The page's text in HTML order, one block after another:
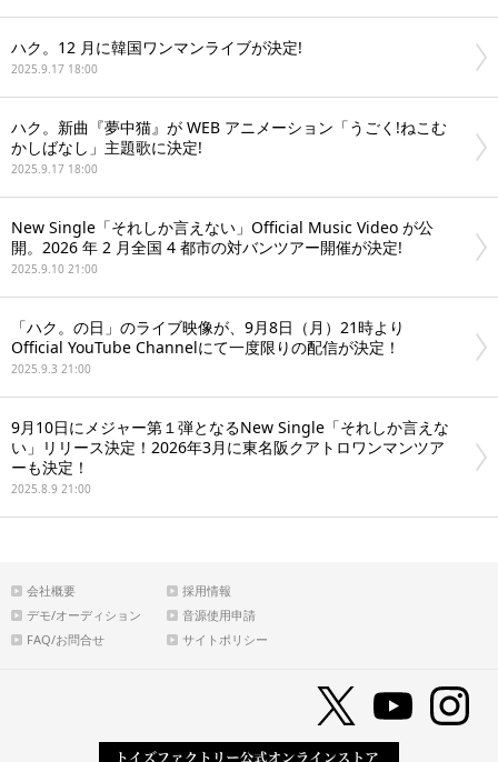
ハク。12 月に韓国ワンマンライブが決定!
2025.9.17 18:00
ハク。新曲『夢中猫』が WEB アニメーション「うごく!ねこむ
かしばなし」主題歌に決定!
2025.9.17 18:00
New Single「それしか言えない」Official Music Video が公
開。2026 年 2 月全国 4 都市の対バンツアー開催が決定!
2025.9.10 21:00
「ハク。の日」のライブ映像が、9月8日（月）21時より
Official YouTube Channelにて一度限りの配信が決定！
2025.9.3 21:00
9月10日にメジャー第１弾となるNew Single「それしか言えな
い」リリース決定！2026年3月に東名阪クアトロワンマンツア
ーも決定！
2025.8.9 21:00
会社概要
採用情報
デモ/オーディション
音源使用申請
FAQ/お問合せ
サイトポリシー